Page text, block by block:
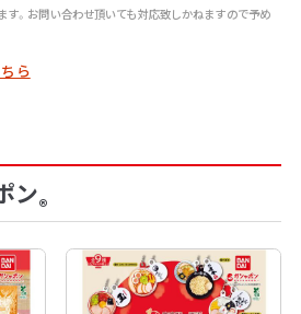
。お問い合わせ頂いても対応致しかねますので予め
ら
ン®